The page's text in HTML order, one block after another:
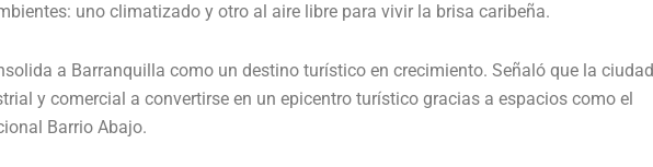
uno climatizado y otro al aire libre para vivir la brisa caribeña.
a Barranquilla como un destino turístico en crecimiento. Señaló que la ciudad
y comercial a convertirse en un epicentro turístico gracias a espacios como el
Barrio Abajo.